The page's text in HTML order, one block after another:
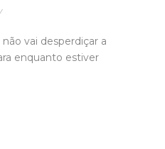
vai desperdiçar a
enquanto estiver